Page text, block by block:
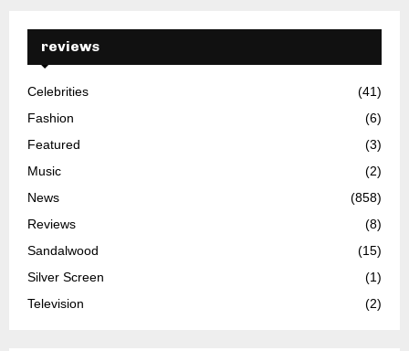
reviews
Celebrities
(41)
Fashion
(6)
Featured
(3)
Music
(2)
News
(858)
Reviews
(8)
Sandalwood
(15)
Silver Screen
(1)
Television
(2)